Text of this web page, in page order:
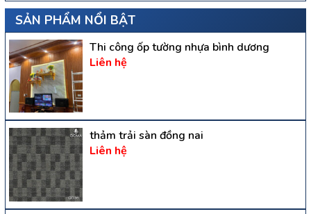
SẢN PHẨM NỔI BẬT
Thi công ốp tường nhựa bình dương
Liên hệ
thảm trải sàn đồng nai
Liên hệ